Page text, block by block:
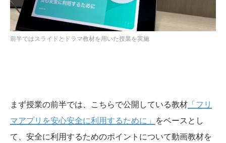
前半ではスライドとドラマ教材を用いた授業を実施
まず授業の前半では、こちらで公開している教材 「フリ
マアプリを安心安全に利用するために」
をベースとし
て、安全に利用するためのポイントについて動画教材を